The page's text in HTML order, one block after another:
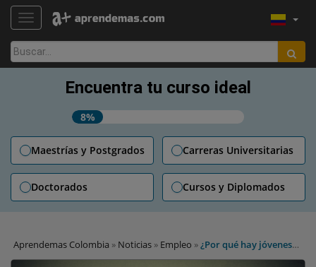
TOGGLE NAVIGATION
Buscar:
Encuentra tu curso ideal
8%
Maestrías y Postgrados Carreras Universitarias
Doctorados Cursos y Diplomados
Aprendemas Colombia » Noticias » Empleo »¿Por qué hay jóvenes
que no duran en sus trabajos?